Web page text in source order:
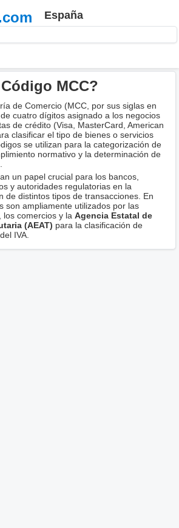
España
MCC?
de Comercio (MCC, por sus siglas en
cuatro dígitos asignado a los negocios
de crédito (Visa, MasterCard, American
clasificar el tipo de bienes o servicios
se utilizan para la categorización de
normativo y la determinación de
un papel crucial para los bancos,
y autoridades regulatorias en la
de distintos tipos de transacciones. En
son ampliamente utilizados por las
los comercios y la Agencia Estatal de
(AEAT) para la clasificación de
IVA.